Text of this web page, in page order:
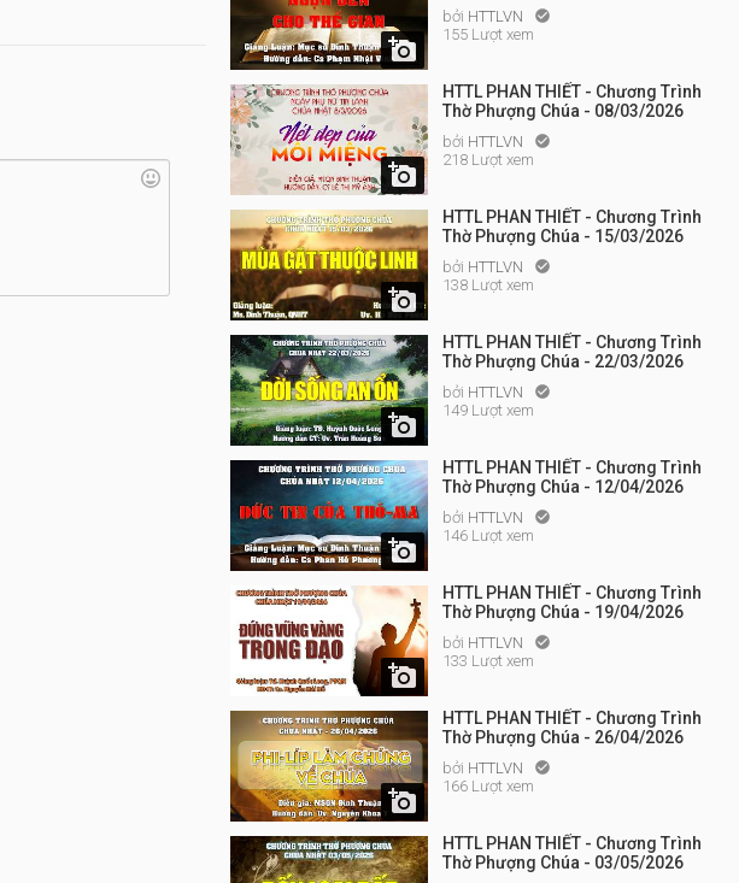

bởi HTTLVN 
155 Lượt xem

HTTL PHAN THIẾT - Chương Trình
Thờ Phượng Chúa - 08/03/2026
bởi HTTLVN 
218 Lượt xem

HTTL PHAN THIẾT - Chương Trình
Thờ Phượng Chúa - 15/03/2026
bởi HTTLVN 
138 Lượt xem

HTTL PHAN THIẾT - Chương Trình
Thờ Phượng Chúa - 22/03/2026
bởi HTTLVN 
149 Lượt xem

HTTL PHAN THIẾT - Chương Trình
Thờ Phượng Chúa - 12/04/2026
bởi HTTLVN 
146 Lượt xem

HTTL PHAN THIẾT - Chương Trình
Thờ Phượng Chúa - 19/04/2026
bởi HTTLVN 
133 Lượt xem

HTTL PHAN THIẾT - Chương Trình
Thờ Phượng Chúa - 26/04/2026
bởi HTTLVN 
166 Lượt xem
HTTL PHAN THIẾT - Chương Trình
Thờ Phượng Chúa - 03/05/2026